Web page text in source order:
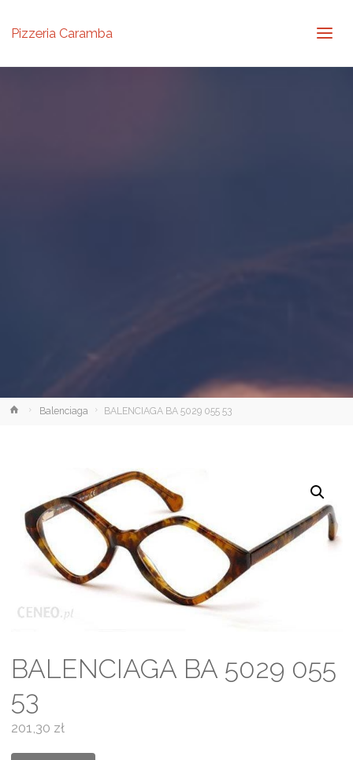
Pizzeria Caramba
StronaBalenciaga BALENCIAGA BA 5029 055 53
BALENCIAGA BA 5029 055
53
201,30 zł